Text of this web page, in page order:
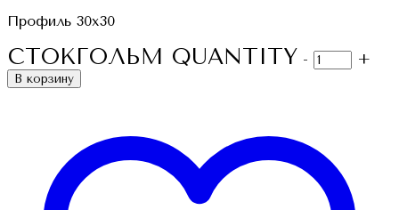
Профиль 30х30
СТОКГОЛЬМ QUANTITY - +
В корзину